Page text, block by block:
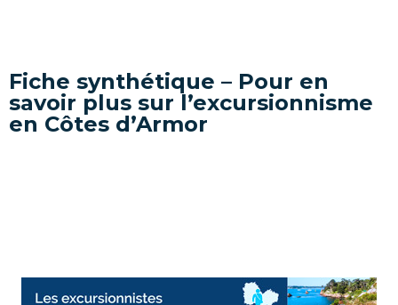
Fiche synthétique – Pour en
savoir plus sur l’excursionnisme
en Côtes d’Armor